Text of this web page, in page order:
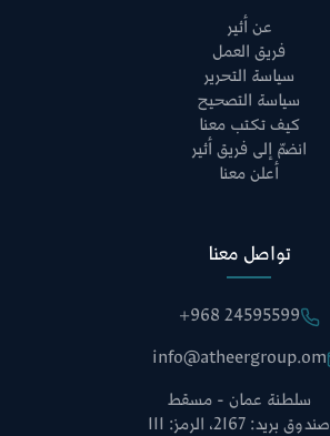
عن أثير
فريق العمل
سياسة التحرير
سياسة التصحيح
كيف تكتب معنا
انضمّ إلى فريق أثير
أعلن معنا
تواصل معنا
+968 24595599
info@atheergroup.om
سلطنة عمان - مسقط
صندوق بريد: 2167، الرمز: 111